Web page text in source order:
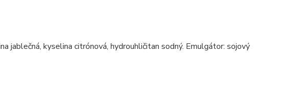
jablečná, kyselina citrónová, hydrouhličitan sodný. Emulgátor: sojový